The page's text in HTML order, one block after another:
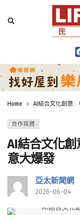
Home AI結合文化創意
合作媒體
AI結合文化
意大爆發
亞太新聞網
2026-06-04